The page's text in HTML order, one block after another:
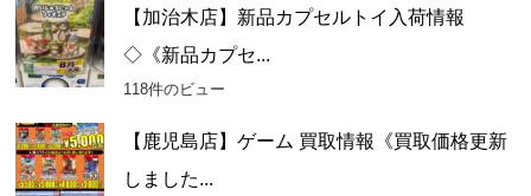
【加治木店】新品カプセルトイ入荷情報
◇《新品カプセ...
118件のビュー
【鹿児島店】ゲーム 買取情報《買取価格更新
しました...